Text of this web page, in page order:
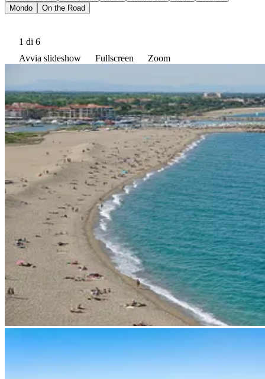
Mondo
On the Road
1 di 6
Avvia slideshow
Fullscreen Zoom